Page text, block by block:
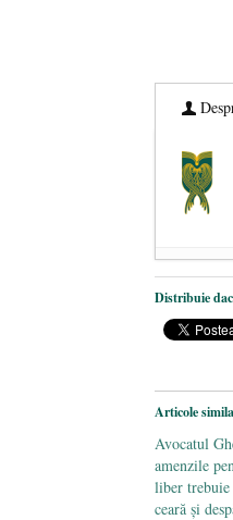
Distribuie
Articole
Avocatul
amenzile
liber
ceară și